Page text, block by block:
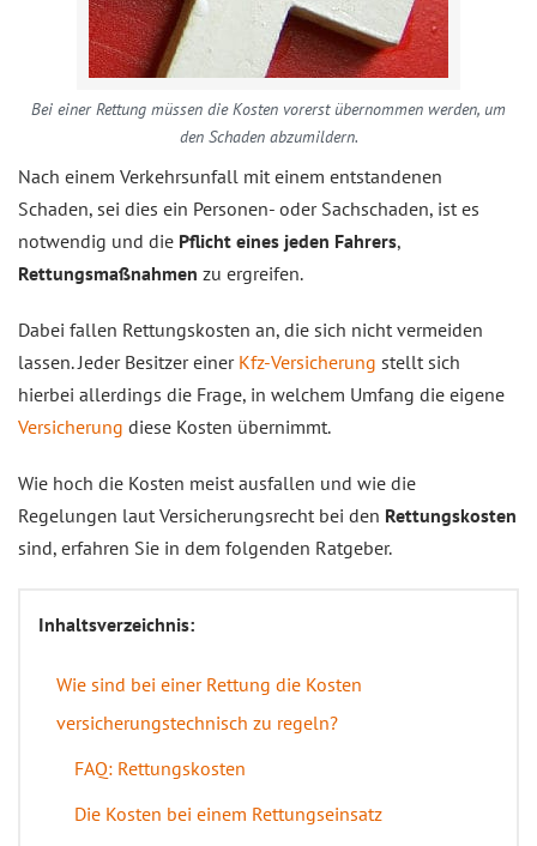
Bei einer Rettung müssen die Kosten vorerst übernommen werden, um
den Schaden abzumildern.
Nach einem Verkehrsunfall mit einem entstandenen
Schaden, sei dies ein Personen- oder Sachschaden, ist es
notwendig und die Pflicht eines jeden Fahrers,
Rettungsmaßnahmen zu ergreifen.
Dabei fallen Rettungskosten an, die sich nicht vermeiden
lassen. Jeder Besitzer einer Kfz-Versicherung stellt sich
hierbei allerdings die Frage, in welchem Umfang die eigene
Versicherung diese Kosten übernimmt.
Wie hoch die Kosten meist ausfallen und wie die
Regelungen laut Versicherungsrecht bei den Rettungskosten
sind, erfahren Sie in dem folgenden Ratgeber.
Inhaltsverzeichnis:
Wie sind bei einer Rettung die Kosten
versicherungstechnisch zu regeln?
FAQ: Rettungskosten
Die Kosten bei einem Rettungseinsatz